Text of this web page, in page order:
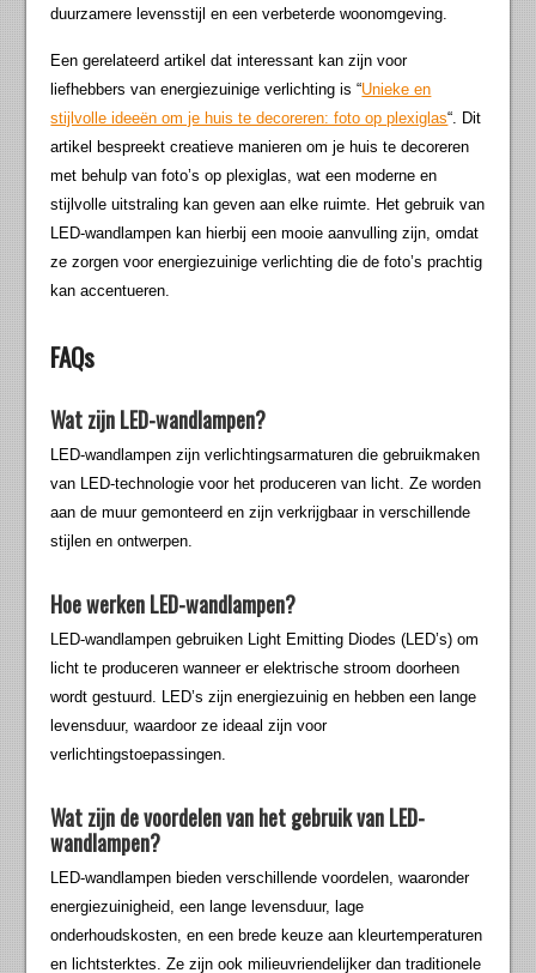
duurzamere levensstijl en een verbeterde woonomgeving.
Een gerelateerd artikel dat interessant kan zijn voor
liefhebbers van energiezuinige verlichting is “Unieke en
stijlvolle ideeën om je huis te decoreren: foto op plexiglas“. Dit
artikel bespreekt creatieve manieren om je huis te decoreren
met behulp van foto’s op plexiglas, wat een moderne en
stijlvolle uitstraling kan geven aan elke ruimte. Het gebruik van
LED-wandlampen kan hierbij een mooie aanvulling zijn, omdat
ze zorgen voor energiezuinige verlichting die de foto’s prachtig
kan accentueren.
FAQs
Wat zijn LED-wandlampen?
LED-wandlampen zijn verlichtingsarmaturen die gebruikmaken
van LED-technologie voor het produceren van licht. Ze worden
aan de muur gemonteerd en zijn verkrijgbaar in verschillende
stijlen en ontwerpen.
Hoe werken LED-wandlampen?
LED-wandlampen gebruiken Light Emitting Diodes (LED’s) om
licht te produceren wanneer er elektrische stroom doorheen
wordt gestuurd. LED’s zijn energiezuinig en hebben een lange
levensduur, waardoor ze ideaal zijn voor
verlichtingstoepassingen.
Wat zijn de voordelen van het gebruik van LED-
wandlampen?
LED-wandlampen bieden verschillende voordelen, waaronder
energiezuinigheid, een lange levensduur, lage
onderhoudskosten, en een brede keuze aan kleurtemperaturen
en lichtsterktes. Ze zijn ook milieuvriendelijker dan traditionele